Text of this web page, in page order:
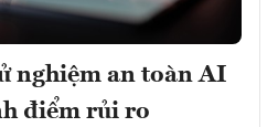
nghiệm an toàn AI
điểm rủi ro